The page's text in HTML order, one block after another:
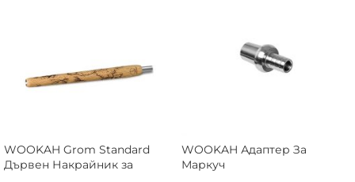
WOOKAH Grom Standard
Дървен Накрайник за
WOOKAH Адаптер За
Маркуч